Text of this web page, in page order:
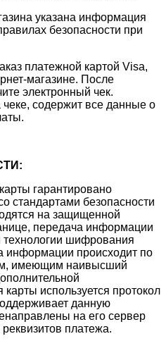
указана информация
безопасности при
платежной картой Visa,
магазине. После
электронный чек.
содержит все данные о
гарантировано
стандартами безопасности
на защищенной
передача информации
шифрования
информации происходит по
имеющим наивысший
используется протокол
данную
на его сервер
платежа.